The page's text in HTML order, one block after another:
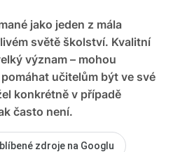
jako jeden z mála
světě školství. Kvalitní
význam – mohou
učitelům být ve své
konkrétně v případě
často není.
zdroje na Googlu